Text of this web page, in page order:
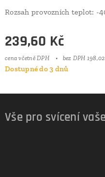
Rozsah provozních teplot: -
239,60 Kč
cena včetně DPH bez DPH
Dostupné do 3 dnů
Vše pro svícení